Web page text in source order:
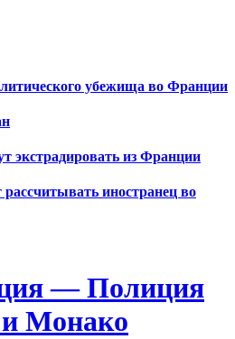
убежища во Франции
экстрадировать из Франции
иностранец во
— Полиция
Монако